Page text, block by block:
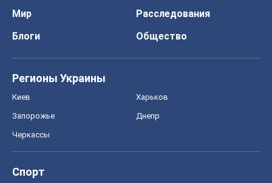
Мир
Расследования
Блоги
Общество
Регионы Украины
Киев Харьков
Запорожье Днепр
Черкассы
Спорт